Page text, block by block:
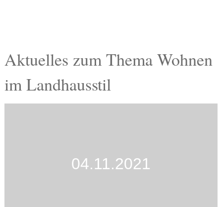
Gesundheit
Kultur
Aktuelles zum Thema Wohnen
im Landhausstil
04.11.2021